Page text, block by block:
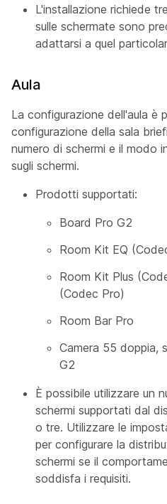
L'installazione richiede
sulle schermate sono
adattarsi a quel
Aula
La configurazione dell'aula è
configurazione della sala
numero di schermi e il modo
sugli schermi.
Prodotti supportati:
Board Pro G2
Room Kit EQ
Room Kit Plus
(Codec Pro)
Room Bar Pro
Camera 55 doppia,
G2
È possibile utilizzare un
schermi supportati dal
o tre. Utilizzare le
per configurare la
schermi se il
soddisfa i requisiti.